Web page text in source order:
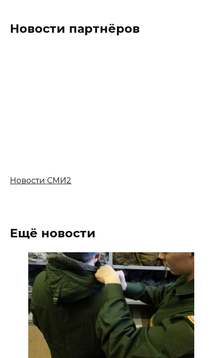
Новости партнёров
Новости СМИ2
Ещё новости